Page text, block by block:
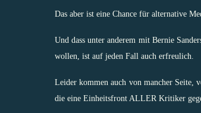
Das aber ist eine Chance für alternative
Und dass unter anderem mit Bernie
wollen, ist auf jeden Fall auch erfreulich.
Leider kommen auch von mancher
die eine Einheitsfront ALLER Kritiker